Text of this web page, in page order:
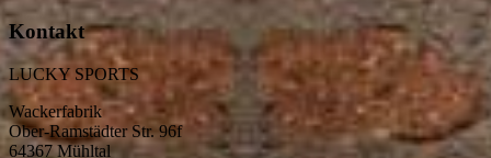
Kontakt
LUCKY SPORTS
Wackerfabrik
Ober-Ramstädter Str. 96f
64367 Mühltal